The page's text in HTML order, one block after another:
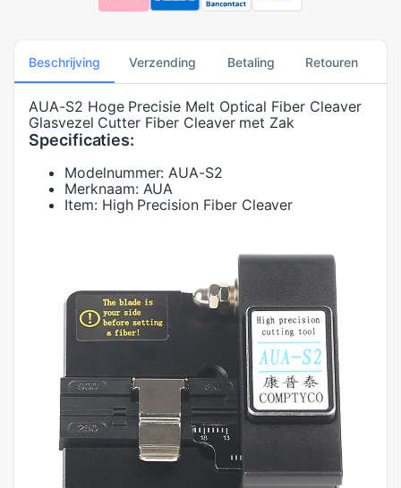
Beschrijving Verzending Betaling Retouren
AUA-S2 Hoge Precisie Melt Optical Fiber Cleaver
Glasvezel Cutter Fiber Cleaver met Zak
Specificaties:
Modelnummer: AUA-S2
Merknaam: AUA
Item: High Precision Fiber Cleaver